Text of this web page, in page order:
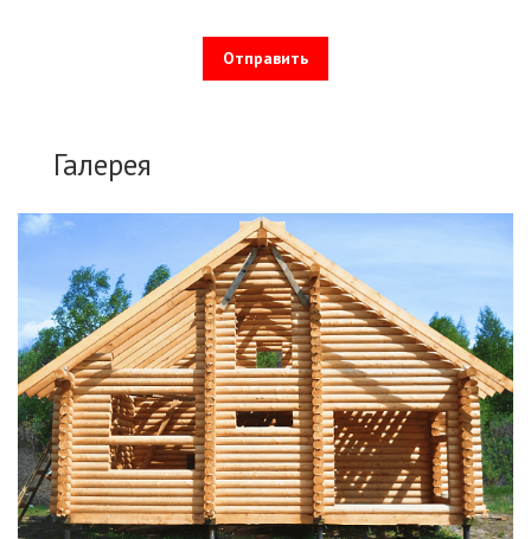
Отправить
Галерея